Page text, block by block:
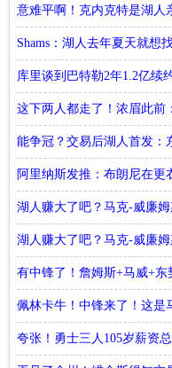
迪
意难平啊！克内克特是湖人
了
Shams：湖人去年夏天就想
东契奇未来10年搭档
库里谈到巴特勒2年1.2亿续
下一轮冲击
这下两人都走了！浓眉此前
会生气
能争冠？交易后湖人首发：
威
阿里纳斯发推：布朗尼在
李丢掉
湖人赚大了吧？马克-威廉
20+12+1.5盖帽！
湖人赚大了吧？马克-威廉
20+12+1.5盖帽！
有中锋了！詹姆斯+马威+东
佩林卡牛！中锋来了！这是
夸张！勇士三人105岁薪资